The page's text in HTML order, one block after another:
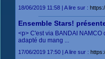
18/06/2019 11:58 | A lire sur :
Ensemble Stars!
<p> C'est via BANDAI
adapté du mang ...
17/06/2019 17:50 | A lire sur :